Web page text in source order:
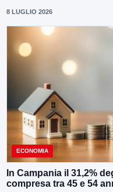
8 LUGLIO 2026
ECONOMIA
In Campania il 31,2%
compresa tra 45 e 54